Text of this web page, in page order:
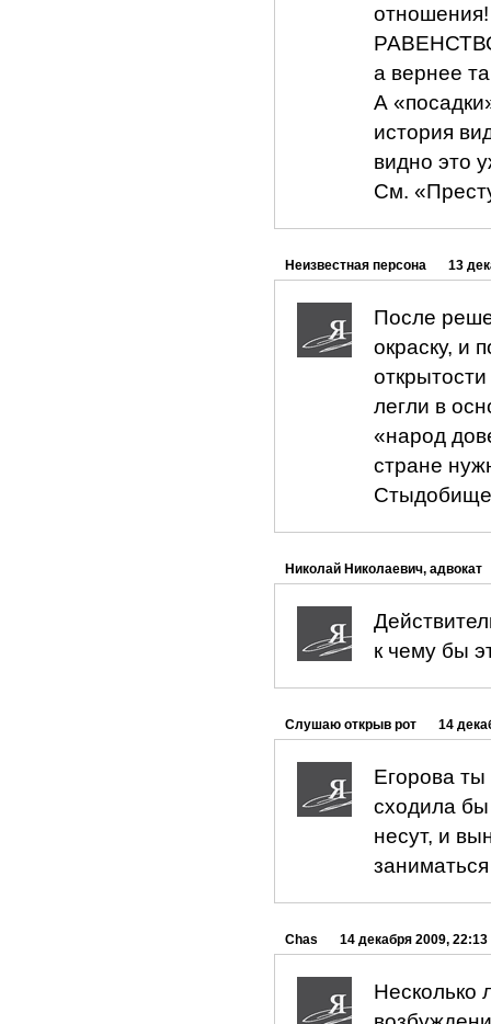
а вернее
А
история
видно это
См.
Неизвестная персона 13
После
окраску, и
легли в
«народ
стране
Николай Николаевич, адвокат
к чему бы
Слушаю открыв рот 14
Егорова ты
сходила
несут, и
Chas 14 декабря 2009, 22:13
Несколько